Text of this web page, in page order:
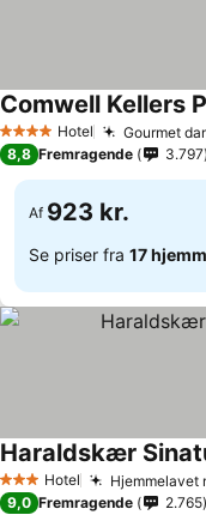
4 StjernerHotel Gourmet
Comwell Kellers
8,8 Fremragende 3.797
Af 923 kr.
Se priser fra 17
3 StjernerHotel Hjemmelavet
Haraldskær
9,0 Fremragende 2.765